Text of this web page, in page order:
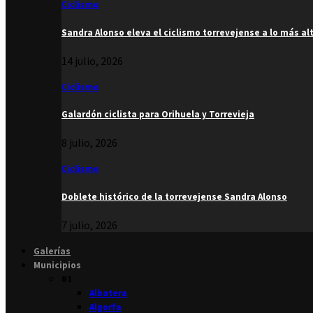
Ciclismo
Sandra Alonso eleva el ciclismo torrevejense a lo más
14 julio, 2026
Ciclismo
Galardón ciclista para Orihuela y Torrevieja
8 julio, 2026
Ciclismo
Doblete histórico de la torrevejense Sandra Alonso
7 julio, 2026
Galerías
Municipios
Albatera
Algorfa